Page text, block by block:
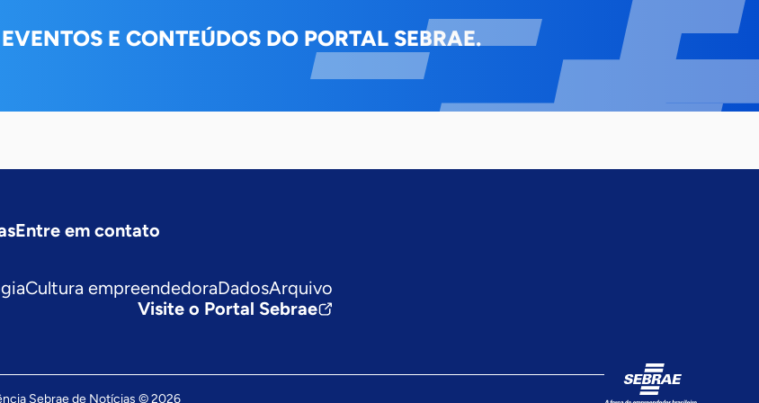
E CONTEÚDOS DO PORTAL SEBRAE.
Entre em contato
Cultura empreendedoraDadosArquivo
Visite o Portal Sebrae
Sebrae de Notícias © 2026